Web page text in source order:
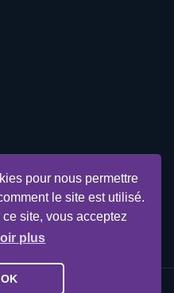
pour nous permettre
le site est utilisé.
site, vous acceptez
plus
OK